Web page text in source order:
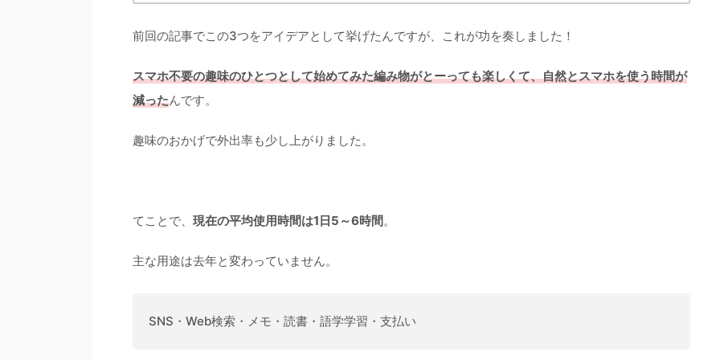
前回の記事でこの3つをアイデアとして挙げたんですが、これが功を奏しました！
スマホ不要の趣味のひとつとして始めてみた編み物がとーっても楽しくて、自然とスマホを使う時間が
減ったんです。
趣味のおかげで外出率も少し上がりました。
てことで、 現在の平均使用時間は1日5～6時間。
主な用途は去年と変わっていません。
SNS・Web検索・メモ・読書・語学学習・支払い